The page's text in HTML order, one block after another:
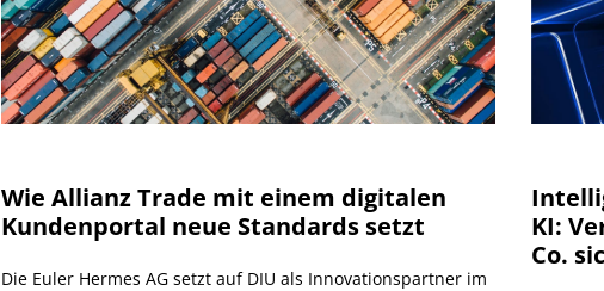
Wie Allianz Trade mit einem digitalen
Kundenportal neue Standards setzt
Die Euler Hermes AG setzt auf DIU als Innovationspartner im
KI:
Co.